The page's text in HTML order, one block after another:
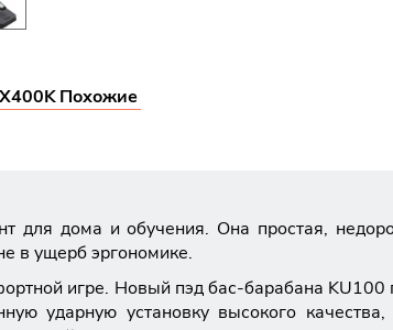
Похожие
для дома и обучения. Она простая,
в ущерб эргономике.
игре. Новый пэд бас-барабана
ударную установку высокого